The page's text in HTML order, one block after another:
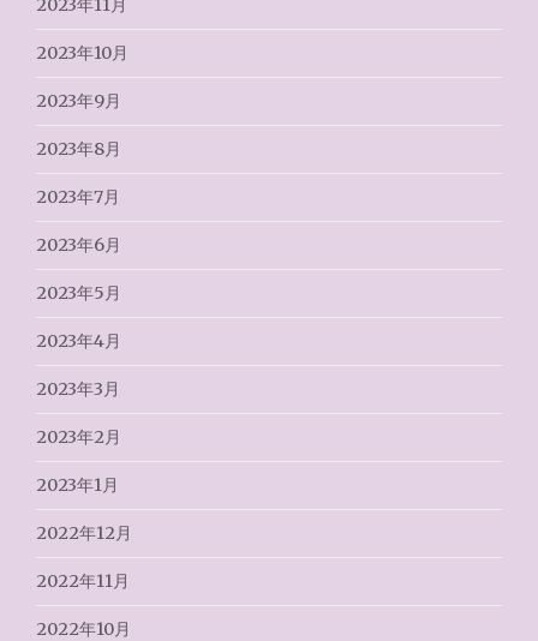
2023年10月
2023年9月
2023年8月
2023年7月
2023年6月
2023年5月
2023年4月
2023年3月
2023年2月
2023年1月
2022年12月
2022年11月
2022年10月